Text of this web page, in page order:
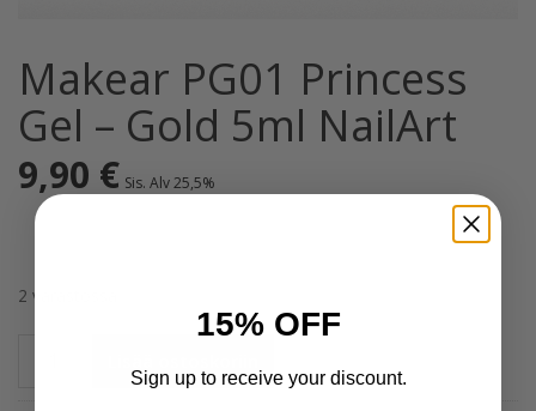
Makear PG01 Princess
Gel – Gold 5ml NailArt
9,90 € Sis. Alv 25,5%
2 varastossa
15% OFF
Sign up to receive your discount.